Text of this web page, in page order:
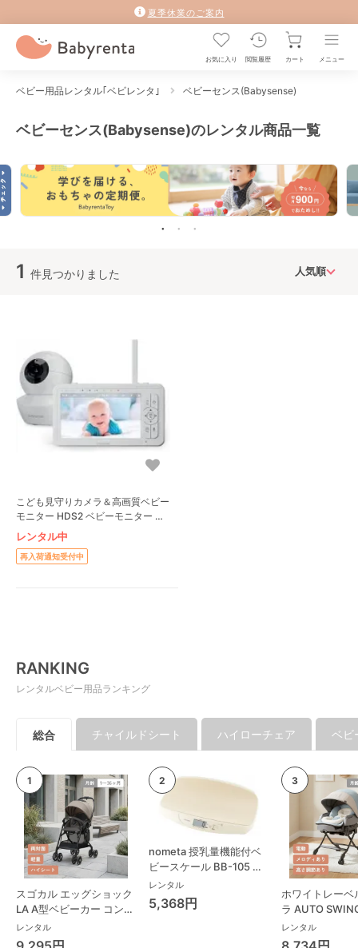
夏季休業のご案内
お気に入り 閲覧履歴 カート メニュー
ベビー用品レンタル｢ベビレンタ｣ ベビーセンス(Babysense)
ベビーセンス(Babysense)のレンタル商品一覧
1 件見つかりました
こども見守りカメラ＆高画質ベビー
モニター HDS2 ベビーモニター ベ
ビーセンス(Babysense)
レンタル中
再入荷通知受付中
RANKING
レンタルベビー用品ランキング
総合 チャイルドシート ハイローチェア ベビ
スゴカル エッグショック
LA A型ベビーカー コンビ
(Combi)
レンタル
nometa 授乳量機能付ベ
ビースケール BB-105 タ
ニタ(TANITA) ベビースケ
ール・体重計
レンタル
5,368円
ホワイトレーベ
ラ AUTO
Long スリープ
コンビ(Combi)
レンタル